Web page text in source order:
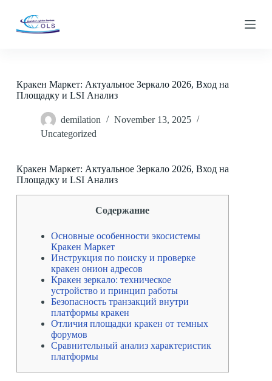
o
n
Кракен Маркет: Актуальное Зеркало 2026, Вход на
Площадку и LSI Анализ
demilation
November 13, 2025
Uncategorized
Кракен Маркет: Актуальное Зеркало 2026, Вход на
Площадку и LSI Анализ
Содержание
Основные особенности экосистемы
Кракен Маркет
Инструкция по поиску и проверке
кракен онион адресов
Кракен зеркало: техническое
устройство и принцип работы
Безопасность транзакций внутри
платформы кракен
Отличия площадки кракен от темных
форумов
Сравнительный анализ характеристик
платформы